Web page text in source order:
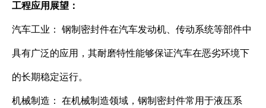
工程应用展望：
汽车工业： 钢制密封件在汽车发动机、传动系统等部件中
具有广泛的应用，其耐磨特性能够保证汽车在恶劣环境下
的长期稳定运行。
机械制造： 在机械制造领域，钢制密封件常用于液压系